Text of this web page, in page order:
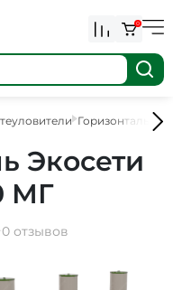
0
Экосети
МГ
0 отзывов